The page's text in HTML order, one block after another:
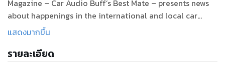
Magazine – Car Audio Buff’s Best Mate – presents news
about happenings in the international and local car
audio circles along with Information and technical
แสดงมากขึ้น
รายละเอียด